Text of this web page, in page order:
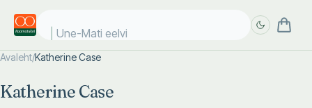
Une-Mati eelvii
Avaleht/Katherine Case
Katherine Case